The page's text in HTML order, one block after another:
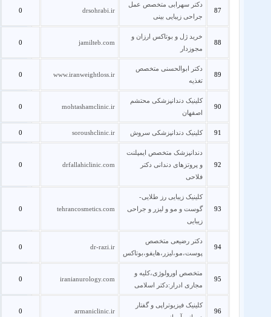
87
دکتر سهرابی متخصص عمل
جراحی زیبایی بینی
drsohrabi.ir
0
88
خرید ژل و بوتاکس ارزان و
مجوزدار
jamilteb.com
0
89
دکتر ابوالحسنی متخصص
تغذیه
www.iranweightloss.ir
0
90
کلینیک دندانپزشکی محتشم
اصفهان
mohtashamclinic.ir
0
91 کلینیک دندانپزشکی سروش soroushclinic.ir
0
92
دندانپزشک متخصص ایمپلنت
و پروتزهای دندانی دکتر
فلاحی
drfallahiclinic.com
0
93
کلینیک زیبایی رز طلایی-
گوست و مو و لیزر و جراحی
زیبایی
tehrancosmetics.com
0
94
دکتر رضیعی متخصص
پوست،مو،لیزر،هایفو،بوتاکس
dr-razi.ir
0
95
متخصص اورولوژی،کلیه و
مجاری ادرار:دکتر اسلامی
iranianurology.com
0
96
کلینیک فیزیوتراپی و گفتار
armaniclinic.ir
0